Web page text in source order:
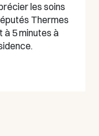
les soins
Thermes
à 5 minutes à